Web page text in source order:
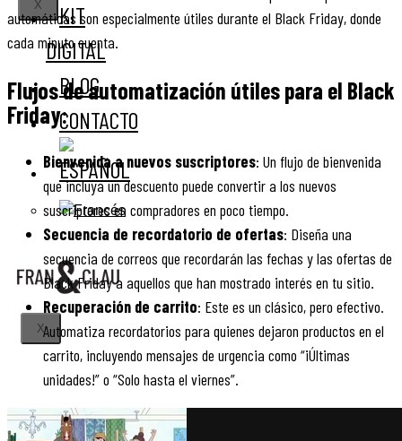
X
KIT
DIGITAL
BLOG
CONTACTO
X
automáticas son especialmente útiles durante el Black Friday, donde
cada minuto cuenta.
Flujos de automatización útiles para el Black
Friday:
Bienvenida a nuevos suscriptores: Un flujo de bienvenida
que incluya un descuento puede convertir a los nuevos
suscriptores en compradores en poco tiempo.
Secuencia de recordatorio de ofertas: Diseña una
secuencia de correos que recordarán las fechas y las ofertas de
Black Friday a aquellos que han mostrado interés en tu sitio.
Recuperación de carrito: Este es un clásico, pero efectivo.
Automatiza recordatorios para quienes dejaron productos en el
carrito, incluyendo mensajes de urgencia como “¡Últimas
unidades!” o “Solo hasta el viernes”.